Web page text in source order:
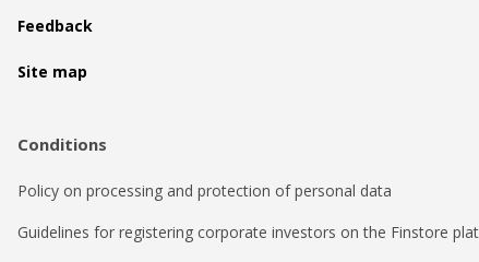
Feedback
Site map
Conditions
Policy on processing and protection of personal data
Guidelines for registering corporate investors on the Finstore